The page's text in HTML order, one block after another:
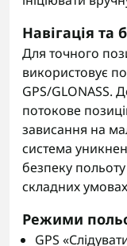
Навігація та
Для точного
використовує
GPS/GLONASS.
потокове
зависання на
система
безпеку
складних
Режими
GPS